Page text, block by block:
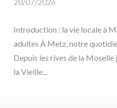
Introduction : la vie locale à
adultes À Metz, notre
Depuis les rives de la Moselle
la Vieille...